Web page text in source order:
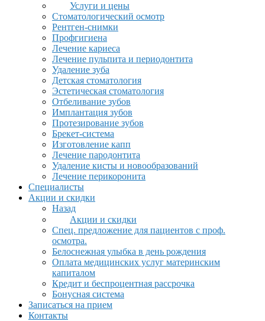
Услуги и цены
Стоматологический осмотр
Рентген-снимки
Профгигиена
Лечение кариеса
Лечение пульпита и периодонтита
Удаление зуба
Детская стоматология
Эстетическая стоматология
Отбеливание зубов
Имплантация зубов
Протезирование зубов
Брекет-система
Изготовление капп
Лечение пародонтита
Удаление кисты и новообразований
Лечение перикоронита
Специалисты
Акции и скидки
Назад
Акции и скидки
Спец. предложение для пациентов с проф.
осмотра.
Белоснежная улыбка в день рождения
Оплата медицинских услуг материнским
капиталом
Кредит и беспроцентная рассрочка
Бонусная система
Записаться на прием
Контакты